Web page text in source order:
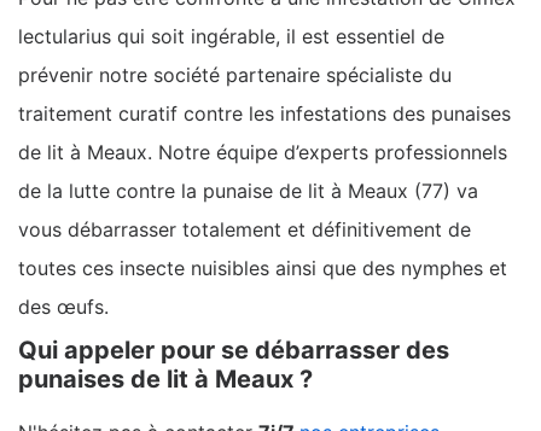
lectularius qui soit ingérable, il est essentiel de
prévenir notre société partenaire spécialiste du
traitement curatif contre les infestations des punaises
de lit à Meaux. Notre équipe d’experts professionnels
de la lutte contre la punaise de lit à Meaux (77) va
vous débarrasser totalement et définitivement de
toutes ces insecte nuisibles ainsi que des nymphes et
des œufs.
Qui appeler pour se débarrasser des
punaises de lit à Meaux ?